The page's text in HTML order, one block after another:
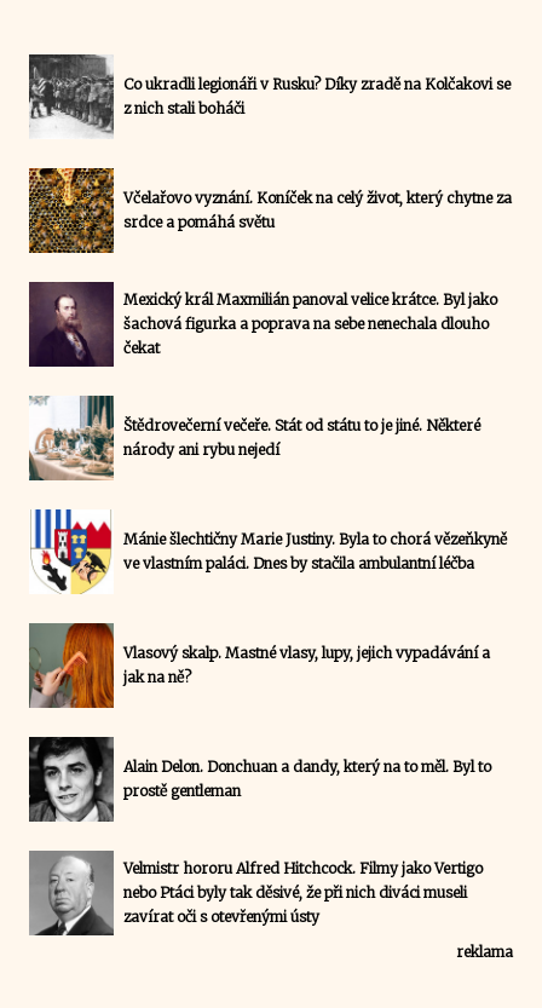
Co ukradli legionáři v Rusku? Díky zradě na Kolčakovi se
z nich stali boháči
Včelařovo vyznání. Koníček na celý život, který chytne za
srdce a pomáhá světu
Mexický král Maxmilián panoval velice krátce. Byl jako
šachová figurka a poprava na sebe nenechala dlouho
čekat
Štědrovečerní večeře. Stát od státu to je jiné. Některé
národy ani rybu nejedí
Mánie šlechtičny Marie Justiny. Byla to chorá vězeňkyně
ve vlastním paláci. Dnes by stačila ambulantní léčba
Vlasový skalp. Mastné vlasy, lupy, jejich vypadávání a
jak na ně?
Alain Delon. Donchuan a dandy, který na to měl. Byl to
prostě gentleman
Velmistr hororu Alfred Hitchcock. Filmy jako Vertigo
nebo Ptáci byly tak děsivé, že při nich diváci museli
zavírat oči s otevřenými ústy
reklama